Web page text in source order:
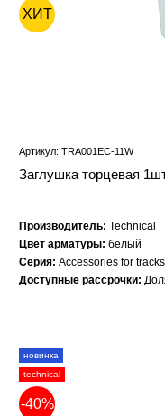
ХИТ
Артикул: TRA001EC-11W
Заглушка торцевая
Производитель: Technical
Цвет арматуры: белый
Серия: Accessories for
Доступные рассрочки:
новинка
technical
-40%